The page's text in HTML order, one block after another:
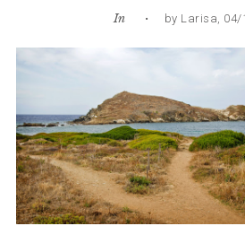
In • by Larisa, 04/